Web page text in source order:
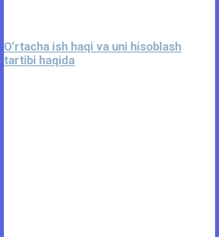
O‘rtacha ish haqi va uni hisoblash
tartibi haqida